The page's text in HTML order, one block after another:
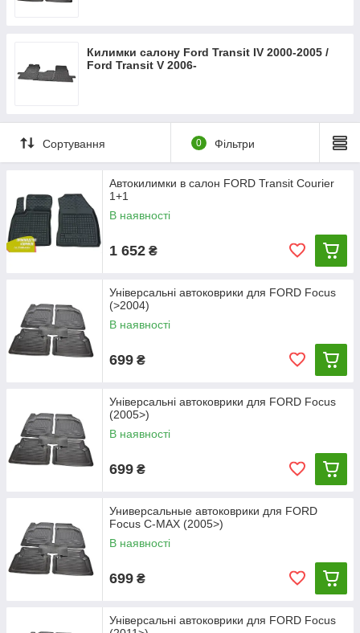
Килимки салону Ford Transit IV 2000-2005 /
Ford Transit V 2006-
Сортування 0 Фільтри
Автокилимки в салон FORD Transit Courier
1+1
В наявності
1 652 ₴
Універсальні автоковрики для FORD Focus
(>2004)
В наявності
699 ₴
Універсальні автоковрики для FORD Focus
(2005>)
В наявності
699 ₴
Универсальные автоковрики для FORD
Focus C-MAX (2005>)
В наявності
699 ₴
Універсальні автоковрики для FORD Focus